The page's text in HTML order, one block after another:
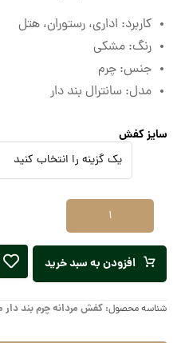
کاربرد: اداری، رستوران، هتل
رنگ: مشکی
جنس: چرم
مدل: سانترال بند دار
سایز کفش
افزودن به سبد خرید
شناسه محصول:کفش مردانه چرم بند دار